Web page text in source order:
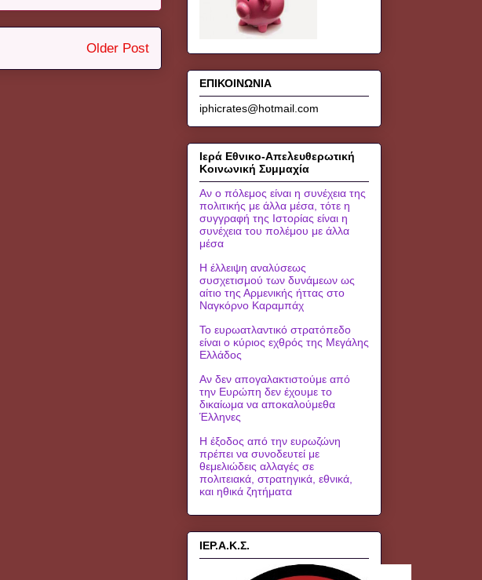
Older Post
ΕΠΙΚΟΙΝΩΝΙΑ
iphicrates@hotmail.com
Ιερά Εθνικο-Απελευθερωτική
Κοινωνική Συμμαχία
Αν ο πόλεμος είναι η συνέχεια της
πολιτικής με άλλα μέσα, τότε η
συγγραφή της Ιστορίας είναι η
συνέχεια του πολέμου με άλλα
μέσα
Η έλλειψη αναλύσεως
συσχετισμού των δυνάμεων ως
αίτιο της Αρμενικής ήττας στο
Ναγκόρνο Καραμπάχ
Το ευρωατλαντικό στρατόπεδο
είναι ο κύριος εχθρός της Μεγάλης
Ελλάδος
Αν δεν απογαλακτιστούμε από
την Ευρώπη δεν έχουμε το
δικαίωμα να αποκαλούμεθα
Έλληνες
Η έξοδος από την ευρωζώνη
πρέπει να συνοδευτεί με
θεμελιώδεις αλλαγές σε
πολιτειακά, στρατηγικά, εθνικά,
και ηθικά ζητήματα
ΙΕΡ.Α.Κ.Σ.